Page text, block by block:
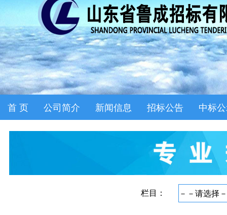
首 页 公司简介 新闻信息 招标公告 中标